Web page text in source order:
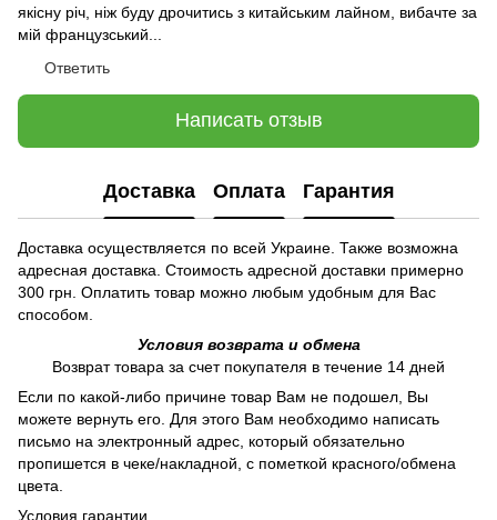
якісну річ, ніж буду дрочитись з китайським лайном, вибачте за
мій французський...
Ответить
Написать отзыв
Доставка Оплата Гарантия
Доставка осуществляется по всей Украине. Также возможна
адресная доставка. Стоимость адресной доставки примерно
300 грн. Оплатить товар можно любым удобным для Вас
способом.
Условия возврата и обмена
Возврат товара за счет покупателя в течение 14 дней
Если по какой-либо причине товар Вам не подошел, Вы
можете вернуть его. Для этого Вам необходимо написать
письмо на электронный адрес, который обязательно
пропишется в чеке/накладной, с пометкой красного/обмена
цвета.
Условия гарантии